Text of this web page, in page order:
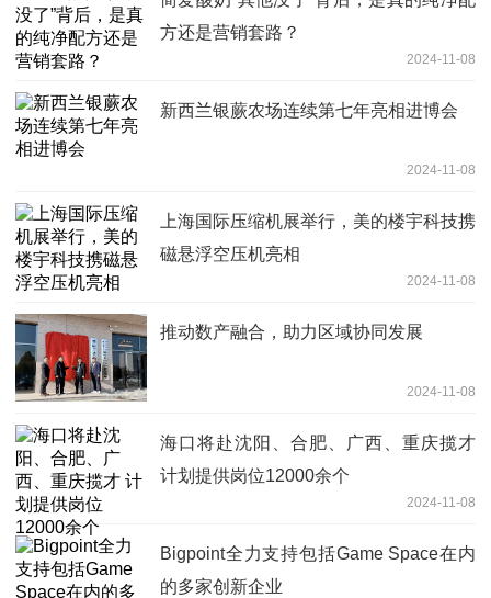
方还是营销套路？
2024-11-08
新西兰银蕨农场连续第七年亮相进博会
2024-11-08
上海国际压缩机展举行，美的楼宇科技携
磁悬浮空压机亮相
2024-11-08
推动数产融合，助力区域协同发展
2024-11-08
海口将赴沈阳、合肥、广西、重庆揽才
计划提供岗位12000余个
2024-11-08
Bigpoint全力支持包括Game Space在内
的多家创新企业